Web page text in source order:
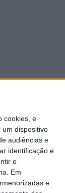
cookies, e
um dispositivo
audiências e
identificação e
o
Em
e
da 3.ª
Mateus,